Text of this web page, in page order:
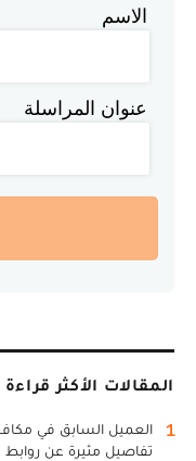
الاسم
عنوان المراسلة
المقالات الأكثر قراءة
1
العميل السابق في
تفاصيل مثيرة عن روابط